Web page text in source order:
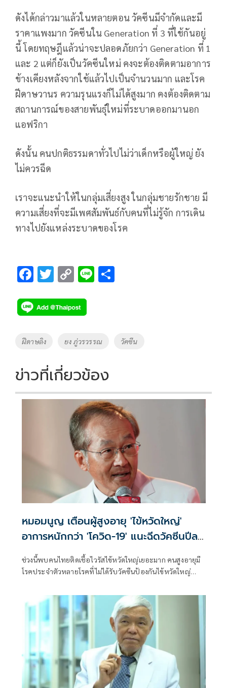
ดังได้กล่าวมาแล้วในหลายตอน วัคซีนมีจำกัดและมี
ราคาแพงมาก วัคซีนใน Generation ที่ 3 ที่ใช้กันอยู่
นี้ โดยทฤษฎีแล้วน่าจะปลอดภัยกว่า Generation ที่ 1
และ 2 แต่ก็ยังเป็นวัคซีนใหม่ คงจะต้องติดตามอาการ
ข้างเคียงหลังจากใช้แล้วไปเป็นจำนวนมาก และโรค
ฝีดาษวานร ความรุนแรงก็ไม่ได้สูงมาก คงต้องติดตาม
สถานการณ์ของสายพันธุ์ใหม่ที่ระบาดออกมานอก
แอฟริกา
ดังนั้น คนปกติธรรมดาทั่วไปไม่ว่าเด็กหรือผู้ใหญ่ ยัง
ไม่ควรฉีด
เราจะแนะนำให้ในกลุ่มเสี่ยงสูง ในกลุ่มชายรักชาย มี
ความเสี่ยงที่จะมีเพศสัมพันธ์กับคนที่ไม่รู้จัก การเดิน
ทางไปยังแหล่งระบาดของโรค
F
e
b
o
k
T
tt
er
C
p
y
Li
k
Li
Tags
ฝีดาษลิง ยง ภู่วรวรรณ วัคซีน
ข่าวที่เกี่ยวข้อง
หมอมนูญ เตือนผู้สูงอายุ 'ไข้หวัดใหญ่'
อาการหนักกว่า 'โควิด-19' แนะฉีดวัคซีนปีละ
เข็ม ลดรุนแรง
ช่วงนี้พบคนไทยติดเชื้อไวรัสไข้หวัดใหญ่เยอะมาก คนสูงอายุมี
โรคประจำตัวหลายโรคที่ไม่ได้รับวัคซีนป้องกันไข้หวัดใหญ่